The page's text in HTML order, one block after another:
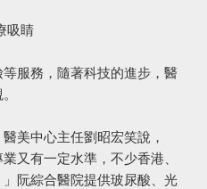
吸睛
服務，隨著科技的進步，醫
美中心主任劉昭宏笑說，
又有一定水準，不少香港、
阮綜合醫院提供玻尿酸、光